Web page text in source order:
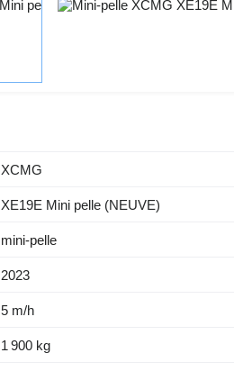
XCMG
XE19E Mini pelle (NEUVE)
mini-pelle
2023
5 m/h
1 900 kg